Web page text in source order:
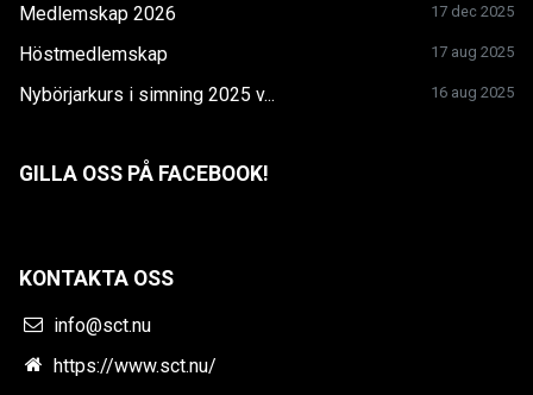
Medlemskap 2026 17 dec 2025
Höstmedlemskap 17 aug 2025
Nybörjarkurs i simning 2025 v... 16 aug 2025
GILLA OSS PÅ FACEBOOK!
KONTAKTA OSS
info@sct.nu
https://www.sct.nu/